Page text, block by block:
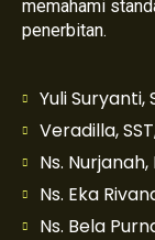
memahami
penerbitan.
Yuli Suryanti,
Veradilla,
Ns. Nurjanah,
Ns. Eka
Ns. Bela